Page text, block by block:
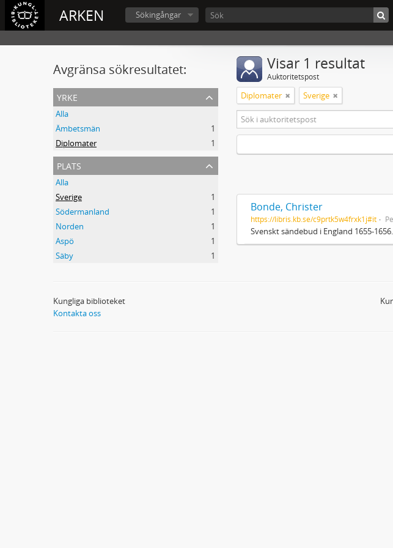
ARKEN Sökingångar
Avgränsa sökresultatet:
yrke
Alla
Ämbetsmän
1
Diplomater
1
plats
Alla
Sverige
1
Södermanland
1
Norden
1
Aspö
1
Säby
1
Visar 1 resultat
Auktoritetspost
Diplomater Sverige
Bonde, Christer
https://libris.kb.se/c9prtk5w4frxk1j#it
Svenskt sändebud i England 1655-
Kungliga biblioteket
Kontakta oss